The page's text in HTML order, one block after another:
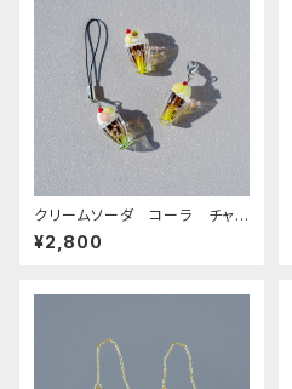
クリームソーダ コーラ チャ
ーム・ストラップ
¥2,800